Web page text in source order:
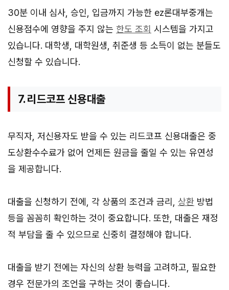
30분 이내 심사, 승인, 입금까지 가능한 ez론대부중개는
신용점수에 영향을 주지 않는 한도 조회 시스템을 가지고
있습니다. 대학생, 대학원생, 취준생 등 소득이 없는 분들도
신청할 수 있습니다.
7. 리드코프 신용대출
무직자, 저신용자도 받을 수 있는 리드코프 신용대출은 중
도상환수수료가 없어 언제든 원금을 줄일 수 있는 유연성
을 제공합니다.
대출을 신청하기 전에, 각 상품의 조건과 금리, 상환 방법
등을 꼼꼼히 확인하는 것이 중요합니다. 또한, 대출은 재정
적 부담을 줄 수 있으므로 신중히 결정해야 합니다.
대출을 받기 전에는 자신의 상환 능력을 고려하고, 필요한
경우 전문가의 조언을 구하는 것이 좋습니다.